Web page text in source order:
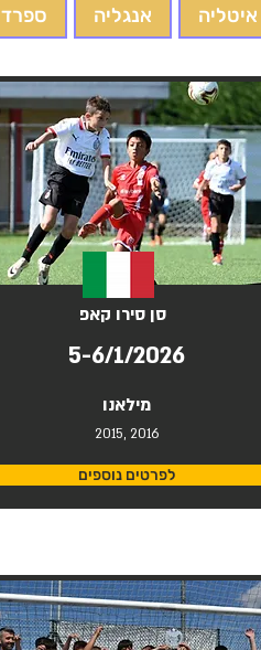
איטליה אנגליה ספרד
סן סירו קאפ
5-6/1/2026
מילאנו
2015, 2016
לפרטים נוספים